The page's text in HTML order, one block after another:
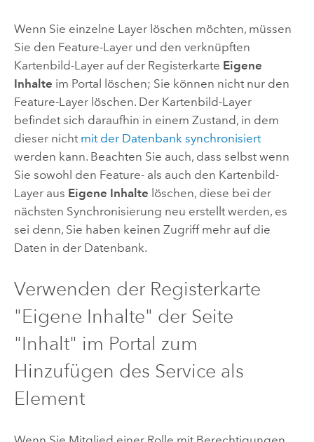
Wenn Sie einzelne Layer löschen möchten, müssen
Sie den Feature-Layer und den verknüpften
Kartenbild-Layer auf der Registerkarte Eigene
Inhalte im Portal löschen; Sie können nicht nur den
Feature-Layer löschen. Der Kartenbild-Layer
befindet sich daraufhin in einem Zustand, in dem
dieser nicht mit der Datenbank synchronisiert
werden kann. Beachten Sie auch, dass selbst wenn
Sie sowohl den Feature- als auch den Kartenbild-
Layer aus Eigene Inhalte löschen, diese bei der
nächsten Synchronisierung neu erstellt werden, es
sei denn, Sie haben keinen Zugriff mehr auf die
Daten in der Datenbank.
Verwenden der Registerkarte
"Eigene Inhalte" der Seite
"Inhalt" im Portal zum
Hinzufügen des Service als
Element